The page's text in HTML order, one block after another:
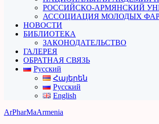
РОССИЙСКО-АРМЯНСКИЙ
АССОЦИАЦИЯ МОЛОДЫХ
НОВОСТИ
БИБЛИОТЕКА
ЗАКОНОДАТЕЛЬСТВО
ГАЛЕРЕЯ
ОБРАТНАЯ СВЯЗЬ
Русский
Հայերեն
Русский
English
ArPharMaArmenia